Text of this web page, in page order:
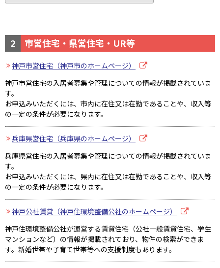
2 市営住宅・県営住宅・UR等
神戸市営住宅（神戸市のホームページ）
神戸市営住宅の入居者募集や管理についての情報が掲載されていま
す。
お申込みいただくには、市内に在住又は在勤であることや、収入等
の一定の条件が必要になります。
兵庫県営住宅（兵庫県のホームページ）
兵庫県営住宅の入居者募集や管理についての情報が掲載されていま
す。
お申込みいただくには、県内に在住又は在勤であることや、収入等
の一定の条件が必要になります。
神戸公社賃貸（神戸住環境整備公社のホームページ）
神戸住環境整備公社が運営する賃貸住宅（公社一般賃貸住宅、学生
マンションなど）の情報が掲載されており、物件の検索ができま
す。新婚世帯や子育て世帯等への支援制度もあります。